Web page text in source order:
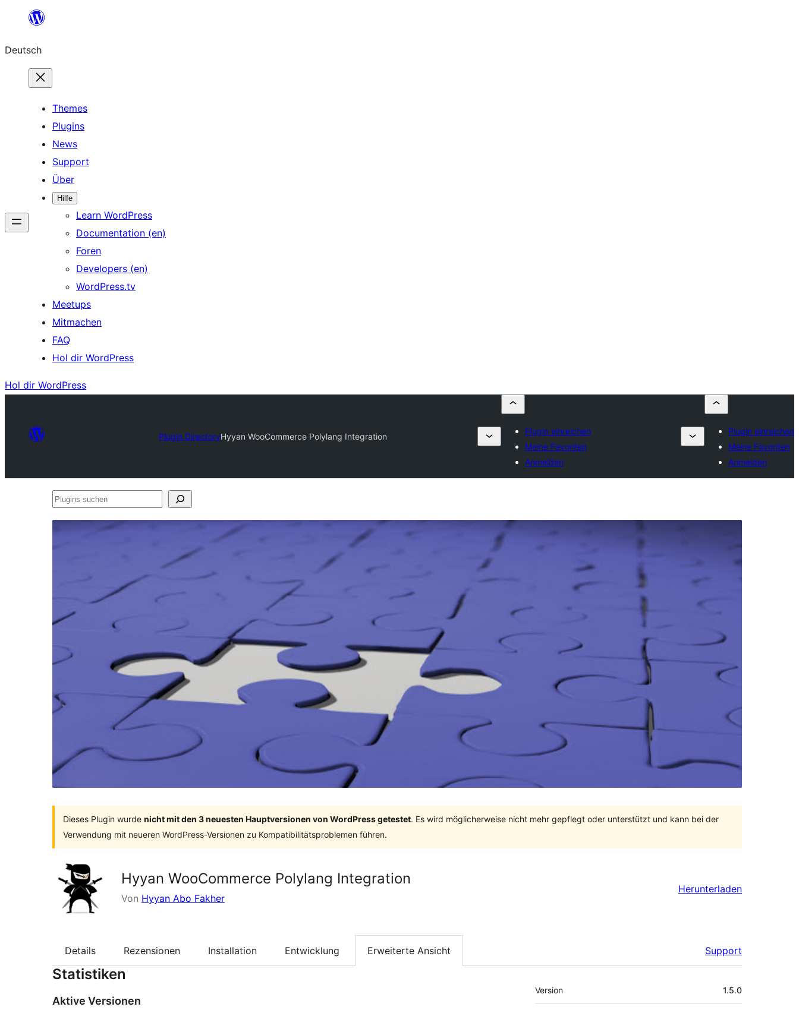
springen
Deutsch
Themes
Plugins
News
Support
Über
Hilfe
Learn WordPress
Documentation (en)
Foren
Developers (en)
WordPress.tv
Meetups
Mitmachen
FAQ
Hol dir WordPress
Hol dir WordPress
Plugin DirectoryHyyan WooCommerce Polylang Integration
Plugin einreichen
Meine Favoriten
Anmelden
Plugin einreichen
Meine Favoriten
Anmelden
Plugins
Dieses Plugin wurde nicht mit den 3 neuesten Hauptversionen von WordPress getestet. Es wird möglicherweise nicht mehr gepflegt oder unterstützt und kann bei der
Verwendung mit neueren WordPress-Versionen zu Kompatibilitätsproblemen führen.
Hyyan WooCommerce Polylang Integration
Von Hyyan Abo Fakher
Herunterladen
Details Rezensionen Installation Entwicklung Erweiterte Ansicht Support
Statistiken
Aktive Versionen
Meta
Version 1.5.0